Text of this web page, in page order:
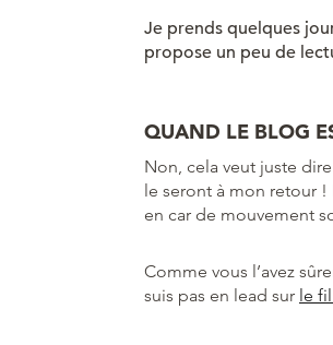
Je prends quelques
propose un peu de
QUAND LE BLOG
Non, cela veut juste
le seront à mon retour !
en car de mouvement
Comme vous l’avez
suis pas en lead sur le fil